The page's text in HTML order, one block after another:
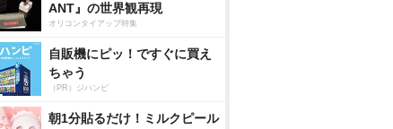
ANT』の世界観再現
オリコンタイアップ特集
自販機にピッ！ですぐに買え
ちゃう
（PR）ジハンピ
朝1分貼るだけ！ミルクピール